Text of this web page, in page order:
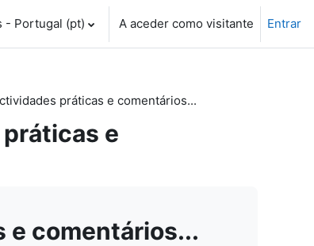
- Portugal ‎(pt)‎ A aceder como visitante Entrar
práticas e comentários...
práticas e
e comentários...